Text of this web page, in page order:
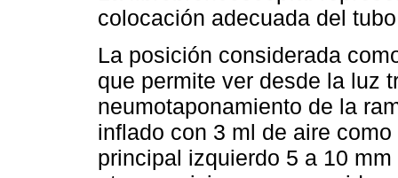
colocación adecuada del
La posición considerada
que permite ver desde la luz
neumotaponamiento de la
inflado con 3 ml de aire
principal izquierdo 5 a 10